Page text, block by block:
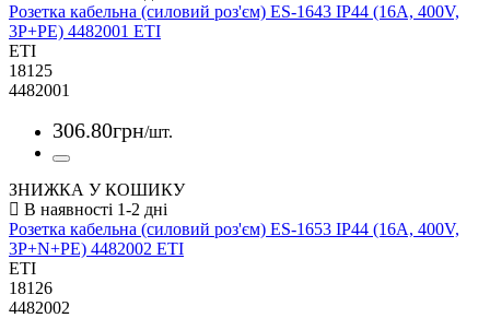
Розетка кабельна (силовий роз'єм) ES-1643 IP44 (16A, 400V,
3P+PE) 4482001 ETI
ETI
18125
4482001
306.80грн/шт.
ЗНИЖКА У КОШИКУ
Розетка кабельна (силовий роз'єм) ES-1653 IP44 (16А, 400V,
3P+N+PE) 4482002 ETI
ETI
18126
4482002